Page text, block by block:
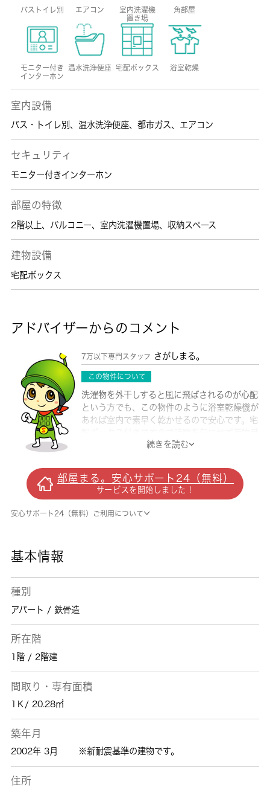
バストイレ別 エアコン
室内洗濯機
置き場
角部屋
モニター付き
インターホン
温水洗浄便座 宅配ボックス 浴室乾燥
室内設備
バス・トイレ別 、 温水洗浄便座、 都市ガス、 エアコン
セキュリティ
モニター付きインターホン
部屋の特徴
2階以上、 バルコニー、 室内洗濯機置場、 収納スペース
建物設備
宅配ボックス
アドバイザーからのコメント
7万以下専門スタッフ さがしまる。
この物件について
洗濯物を外干しすると風に飛ばされるのが心配
という方でも、この物件のように浴室乾燥機が
あれば室内で素早く乾かせるので安心です。宅
け取りができます。知らない来訪者が来てもイ
ながります。ベッドルームとしてご利用いただ
けるロフトが付いています。こちらの物件の家
賃は5.9万です。CATV対応物件となっていま
すので、初期工事費などは不要です。当社は小
続きを読む
部屋まる。安心サポート24（無料）
サービスを開始しました！
安心サポート24（無料）ご利用について
基本情報
種別
アパート / 鉄骨造
所在階
1階 / 2階建
間取り・専有面積
1Ｋ/ 20.28㎡
築年月
2002年 3月 ※新耐震基準の建物です。
住所